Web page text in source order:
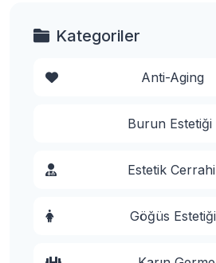
Kategoriler
Anti-Aging
Burun Estetiği
Estetik Cerrahi
Göğüs Estetiği